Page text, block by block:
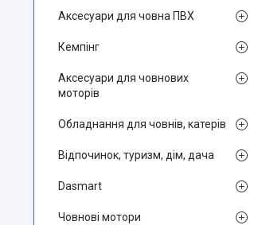
Аксесуари для човна ПВХ
Кемпінг
Аксесуари для човнових
моторів
Обладнання для човнів, катерів
Відпочинок, туризм, дім, дача
Dasmart
Човнові мотори